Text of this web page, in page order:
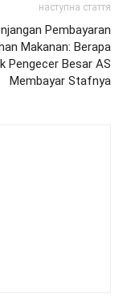
наступна стаття
Pembayaran
Makanan: Berapa
Pengecer Besar AS
Membayar Stafnya